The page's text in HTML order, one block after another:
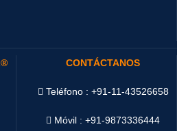
CONTÁCTANOS
Teléfono : +91-11-43526658
Móvil : +91-9873336444